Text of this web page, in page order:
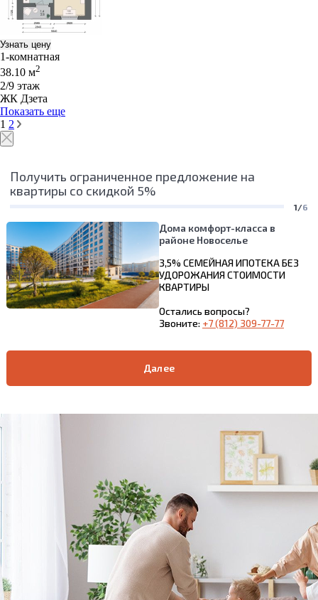
Узнать цену
1-комнатная
38.10 м2
2/9 этаж
ЖК Дзета
Показать еще
1 2
Получить ограниченное предложение на
квартиры со скидкой 5%
1/6
Дома комфорт-класса в
районе Новоселье
3,5% СЕМЕЙНАЯ ИПОТЕКА БЕЗ
УДОРОЖАНИЯ СТОИМОСТИ
КВАРТИРЫ
Остались вопросы?
Звоните: +7 (812) 309-77-77